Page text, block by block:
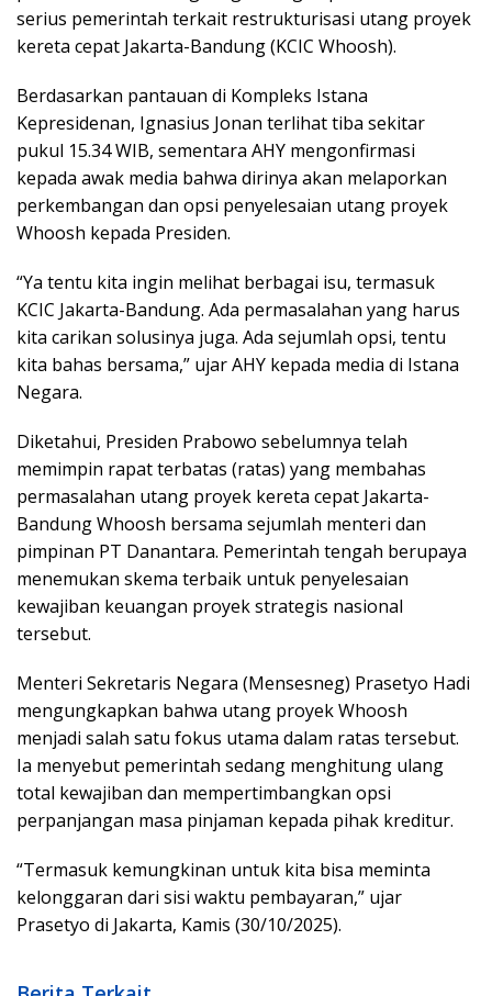
serius pemerintah terkait restrukturisasi utang proyek
kereta cepat Jakarta-Bandung (KCIC Whoosh).
Berdasarkan pantauan di Kompleks Istana
Kepresidenan, Ignasius Jonan terlihat tiba sekitar
pukul 15.34 WIB, sementara AHY mengonfirmasi
kepada awak media bahwa dirinya akan melaporkan
perkembangan dan opsi penyelesaian utang proyek
Whoosh kepada Presiden.
“Ya tentu kita ingin melihat berbagai isu, termasuk
KCIC Jakarta-Bandung. Ada permasalahan yang harus
kita carikan solusinya juga. Ada sejumlah opsi, tentu
kita bahas bersama,” ujar AHY kepada media di Istana
Negara.
Diketahui, Presiden Prabowo sebelumnya telah
memimpin rapat terbatas (ratas) yang membahas
permasalahan utang proyek kereta cepat Jakarta-
Bandung Whoosh bersama sejumlah menteri dan
pimpinan PT Danantara. Pemerintah tengah berupaya
menemukan skema terbaik untuk penyelesaian
kewajiban keuangan proyek strategis nasional
tersebut.
Menteri Sekretaris Negara (Mensesneg) Prasetyo Hadi
mengungkapkan bahwa utang proyek Whoosh
menjadi salah satu fokus utama dalam ratas tersebut.
Ia menyebut pemerintah sedang menghitung ulang
total kewajiban dan mempertimbangkan opsi
perpanjangan masa pinjaman kepada pihak kreditur.
“Termasuk kemungkinan untuk kita bisa meminta
kelonggaran dari sisi waktu pembayaran,” ujar
Prasetyo di Jakarta, Kamis (30/10/2025).